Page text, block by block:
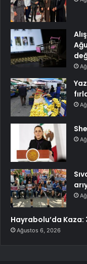
Hayrabolu’da Kaza:
Ağustos 6, 2026